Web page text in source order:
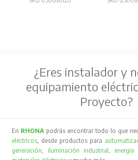
¿Eres instalador y
equipamiento
Proyecto?
En RHONA podrás encontrar todo lo que
eléctricos , desde productos para
generación
iluminación industrial energía